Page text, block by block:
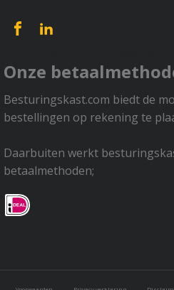
Onze
Besturingskast.com biedt de
bestellingen op rekening te
Daarbuiten werkt
betaalmethoden;